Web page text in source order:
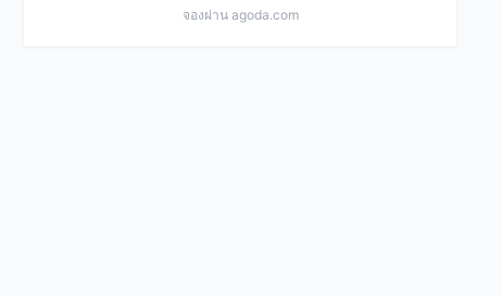
จองผ่าน agoda.com